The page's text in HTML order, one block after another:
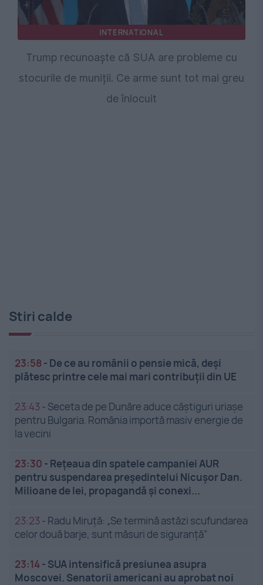
INTERNATIONAL
Trump recunoaște că SUA are probleme cu
stocurile de muniții. Ce arme sunt tot mai greu
de înlocuit
Stiri calde
23:58 - De ce au românii o pensie mică, deși
plătesc printre cele mai mari contribuții din UE
23:43 - Seceta de pe Dunăre aduce câștiguri uriașe
pentru Bulgaria. România importă masiv energie de
la vecini
23:30 - Rețeaua din spatele campaniei AUR
pentru suspendarea președintelui Nicușor Dan.
Milioane de lei, propagandă și conexi...
23:23 - Radu Miruță: „Se termină astăzi scufundarea
celor două barje, sunt măsuri de siguranţă”
23:14- SUA intensifică presiunea asupra
Moscovei. Senatorii americani au aprobat noi